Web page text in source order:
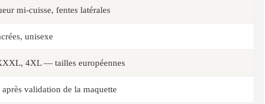
mi-cuisse, fentes latérales
unisexe
4XL — tailles européennes
validation de la maquette